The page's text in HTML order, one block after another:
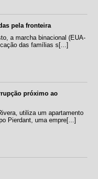
pela fronteira
a marcha binacional (EUA-
das famílias s[...]
próximo ao
utiliza um apartamento
Pierdant, uma empre[...]